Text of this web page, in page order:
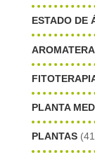
ESTADO DE
PLANTA
PLANTAS